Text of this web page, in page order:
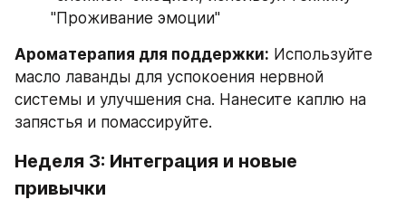
"Проживание эмоции"
Ароматерапия для поддержки: Используйте
масло лаванды для успокоения нервной
системы и улучшения сна. Нанесите каплю на
запястья и помассируйте.
Неделя 3: Интеграция и новые
привычки